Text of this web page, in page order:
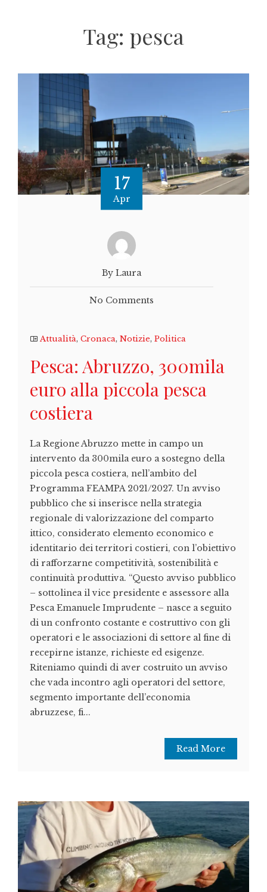
Tag: pesca
17
Apr
By Laura
No Comments
Attualità, Cronaca, Notizie, Politica
Pesca: Abruzzo, 300mila
euro alla piccola pesca
costiera
La Regione Abruzzo mette in campo un
intervento da 300mila euro a sostegno della
piccola pesca costiera, nell’ambito del
Programma FEAMPA 2021/2027. Un avviso
pubblico che si inserisce nella strategia
regionale di valorizzazione del comparto
ittico, considerato elemento economico e
identitario dei territori costieri, con l’obiettivo
di rafforzarne competitività, sostenibilità e
continuità produttiva. “Questo avviso pubblico
– sottolinea il vice presidente e assessore alla
Pesca Emanuele Imprudente – nasce a seguito
di un confronto costante e costruttivo con gli
operatori e le associazioni di settore al fine di
recepirne istanze, richieste ed esigenze.
Riteniamo quindi di aver costruito un avviso
che vada incontro agli operatori del settore,
segmento importante dell’economia
abruzzese, fi...
Read More